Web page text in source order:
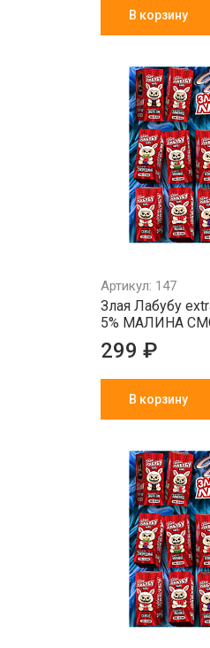
В корзину
Артикул: 147
Злая Лабубу
5% МАЛИНА
299 ₽
В корзину